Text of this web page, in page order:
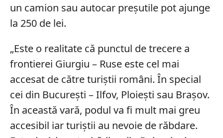
un camion sau autocar preșutile pot ajunge
la 250 de lei.
„Este o realitate că punctul de trecere a
frontierei Giurgiu – Ruse este cel mai
accesat de către turiștii români. În special
cei din București – Ilfov, Ploiești sau Brașov.
În această vară, podul va fi mult mai greu
accesibil iar turiștii au nevoie de răbdare.